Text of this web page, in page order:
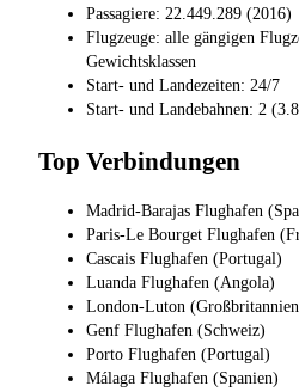
Passagiere: 22.449.289 (2016)
Flugzeuge: alle gängigen
Gewichtsklassen
Start- und Landezeiten: 24/7
Start- und Landebahnen: 2
Top Verbindungen
Madrid-Barajas Flughafen
Paris-Le Bourget Flughafen
Cascais Flughafen (Portugal)
Luanda Flughafen (Angola)
London-Luton
Genf Flughafen (Schweiz)
Porto Flughafen (Portugal)
Málaga Flughafen (Spanien)